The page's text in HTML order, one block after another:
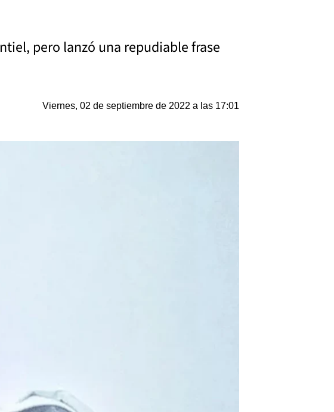
pero lanzó una repudiable frase
Viernes, 02 de septiembre de 2022 a las 17:01